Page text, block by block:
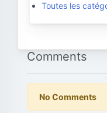
Toutes les
Comments
No Comments